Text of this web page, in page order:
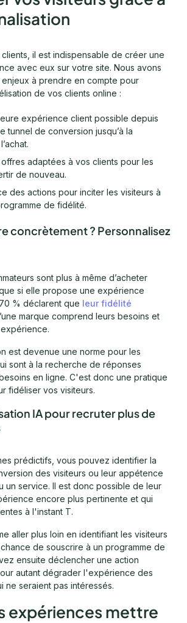
il est indispensable de créer une
avec eux sur votre site. Nous avons
à prendre en compte pour
de vos clients online :
expérience client possible depuis
tunnel de conversion jusqu’à la
adaptées à vos clients pour les
de nouveau.
des actions pour inciter les visiteurs à
de fidélité.
concrètement ? Personnalisez
sont plus à même d’acheter
si elle propose une expérience
% déclarent que leur fidélité
marque comprend leurs besoins et
est devenue une norme pour les
sont à la recherche de réponses
en ligne. C'est donc une pratique
fidéliser vos visiteurs.
IA pour recruter plus de
prédictifs, vous pouvez identifier la
des visiteurs ou leur appétence
un service. Il est donc possible de leur
encore plus pertinente et qui
à l'instant T.
aller plus loin en identifiant les visiteurs
de souscrire à un programme de
ensuite déclencher une action
autant dégrader l'expérience des
ne seraient pas intéressés.
expériences mettre